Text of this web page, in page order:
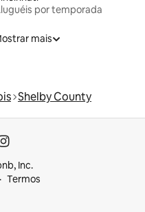
por temporada
mais
Shelby County
Inc.
Termos